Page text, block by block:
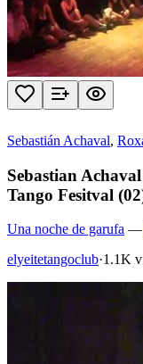
Sebastián Achaval,
Sebastian
Tango Fesitval
Una noche de garufa —
elyeitetangoclub·1.1K